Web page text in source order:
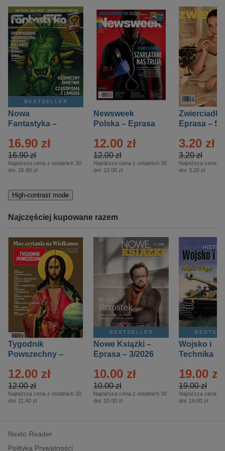
BESTSELLER
Nowa
Fantastyka –
16.90 zł
16.90 zł
Najniższa cena z ostatnich 30
dni: 16.90 zł
Newsweek
Polska – Eprasa
12.00 zł
12.00 zł
Najniższa cena z ostatnich 30
dni: 12.00 zł
Zwierciadło
Eprasa – 5/
3.20 zł
3.20 zł
Najniższa cena z
dni: 3.20 zł
High-contrast mode
Najczęściej kupowane razem
Tygodnik
Powszechny –
12.00 zł
12.00 zł
Najniższa cena z ostatnich 30
dni: 11.40 zł
BESTSELLER
Nowe Książki –
Eprasa – 3/2026
10.00 zł
10.00 zł
Najniższa cena z ostatnich 30
dni: 10.00 zł
Wojsko i
Technika
– 2/2026
19.00 zł
19.00 zł
Najniższa cena z
dni: 19.00 zł
Nexto Reader
Polityka Prywatności